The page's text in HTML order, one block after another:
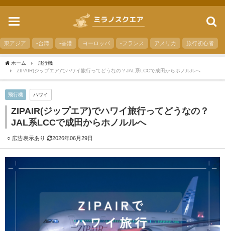
toggle
東アジア -台湾 -香港 ヨーロッパ -フランス アメリカ 旅行初心者
ホーム
飛行機
ZIPAIR(ジップエア)でハワイ旅行ってどうなの？JAL系LCCで成田からホノルルへ
飛行機 ハワイ
ZIPAIR(ジップエア)でハワイ旅行ってどうなの？
JAL系LCCで成田からホノルルへ
2026年06月29日